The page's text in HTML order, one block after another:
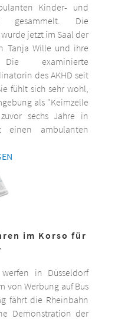
Kinder- und
gesammelt. Die
jetzt im Saal der
Tanja Wille und ihre
examinierte
des AKHD seit
fühlt sich sehr wohl,
als "Keimzelle
sechs Jahre in
einen ambulanten
im Korso für
werfen in Düsseldorf
von Werbung auf Bus
fährt die Rheinbahn
Demonstration der